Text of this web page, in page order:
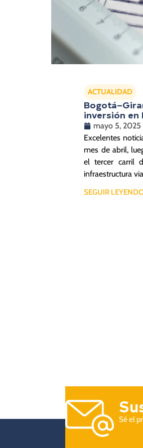
ACTUALIDAD
inversión en
mayo 5, 2025
Excelentes
mes de abril,
el tercer carril
infraestructura
SEGUIR
Sé el